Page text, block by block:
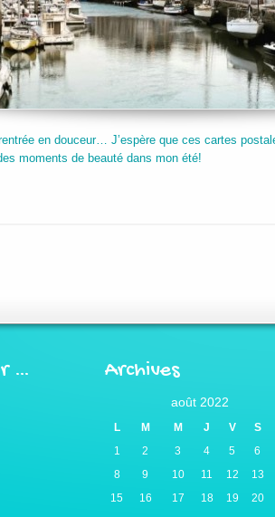
en douceur… J’espère que ces cartes
moments de beauté dans mon été!
… Archives
août 2022
L M M J V
S
1
2 3 4 5
6
8
9 10 11 12
13
15
16 17 18 19
20